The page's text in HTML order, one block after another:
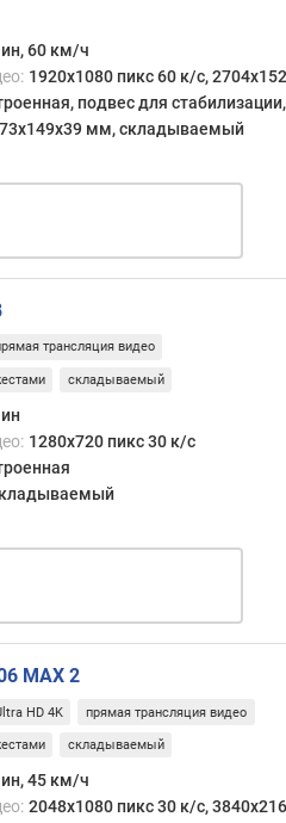
60 км/ч
1920x1080 пикс 60 к/с,
подвес для
мм, складываемый
трансляция видео
складываемый
1280x720 пикс 30 к/с
MAX 2
HD 4K прямая трансляция видео
складываемый
45 км/ч
2048x1080 пикс 30 к/с,